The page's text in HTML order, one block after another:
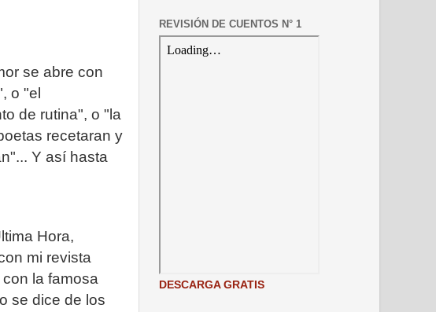
se abre con
o "el
de rutina", o "la
recetaran y
Y así hasta
Hora,
mi revista
con la famosa
se dice de los
REVISIÓN DE CUENTOS N° 1
DESCARGA GRATIS